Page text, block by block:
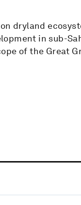
dryland
in sub-
of the Great